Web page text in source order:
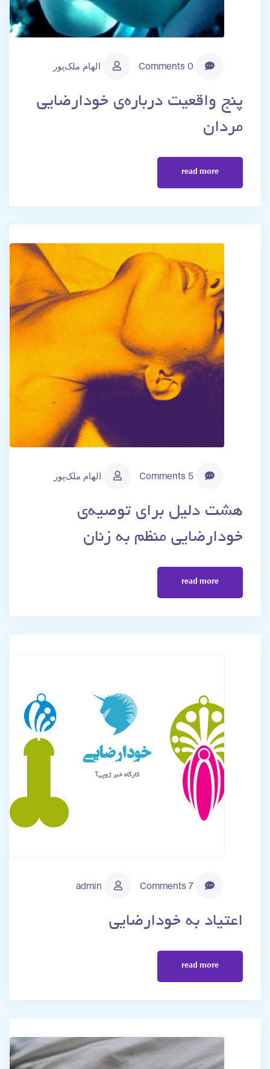
الهام ملک‌پور
پنج واقعیت درباره‌ی خودارضایی
مردان
read more
الهام ملک‌پور
هشت دلیل برای توصیه‌ی
خودارضایی منظم به زنان
read more
اعتیاد به خودارضایی
read more